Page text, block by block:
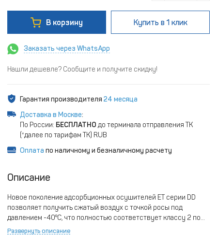
В корзину Купить в 1 клик
Заказать через WhatsApp
Нашли дешевле? Сообщите и получите скидку!
Гарантия производителя 24 месяца
Доставка в Москве:
По России: БЕСПЛАТНО до терминала отправления ТК
(*далее по тарифам ТК) RUB
Оплата по наличному и безналичному расчету
Описание
Новое поколение адсорбционных осушителей ET серии DD
позволяет получить сжатый воздух с точкой росы под
давлением -40⁰С, что полностью соответствует классу 2 по
стандарту DIN ISO 8573-1
Развернуть описание